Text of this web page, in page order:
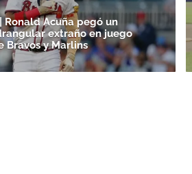
Ronald Acuña pegó un
extraño en juego
Bravos y Marlins